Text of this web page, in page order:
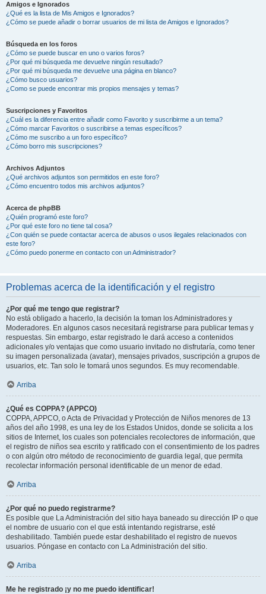
Amigos e Ignorados
¿Qué es la lista de Mis Amigos e Ignorados?
¿Cómo se puede añadir o borrar usuarios de mi lista de Amigos e Ignorados?
Búsqueda en los foros
¿Cómo se puede buscar en uno o varios foros?
¿Por qué mi búsqueda me devuelve ningún resultado?
¿Por qué mi búsqueda me devuelve una página en blanco?
¿Cómo busco usuarios?
¿Como se puede encontrar mis propios mensajes y temas?
Suscripciones y Favoritos
¿Cuál es la diferencia entre añadir como Favorito y suscribirme a un tema?
¿Cómo marcar Favoritos o suscribirse a temas específicos?
¿Cómo me suscribo a un foro específico?
¿Cómo borro mis suscripciones?
Archivos Adjuntos
¿Qué archivos adjuntos son permitidos en este foro?
¿Cómo encuentro todos mis archivos adjuntos?
Acerca de phpBB
¿Quién programó este foro?
¿Por qué este foro no tiene tal cosa?
¿Con quién se puede contactar acerca de abusos o usos ilegales relacionados con
este foro?
¿Cómo puedo ponerme en contacto con un Administrador?
Problemas acerca de la identificación y el registro
¿Por qué me tengo que registrar?
No está obligado a hacerlo, la decisión la toman los Administradores y
Moderadores. En algunos casos necesitará registrarse para publicar temas y
respuestas. Sin embargo, estar registrado le dará acceso a contenidos
adicionales y/o ventajas que como usuario invitado no disfrutaría, como tener
su imagen personalizada (avatar), mensajes privados, suscripción a grupos de
usuarios, etc. Tan solo le tomará unos segundos. Es muy recomendable.
Arriba
¿Qué es COPPA? (APPCO)
COPPA, APPCO, o Acta de Privacidad y Protección de Niños menores de 13
años del año 1998, es una ley de los Estados Unidos, donde se solicita a los
sitios de Internet, los cuales son potenciales recolectores de información, que
el registro de niños sea escrito y ratificado con el consentimiento de los padres
o con algún otro método de reconocimiento de guardia legal, que permita
recolectar información personal identificable de un menor de edad.
Arriba
¿Por qué no puedo registrarme?
Es posible que La Administración del sitio haya baneado su dirección IP o que
el nombre de usuario con el que está intentando registrarse, esté
deshabilitado. También puede estar deshabilitado el registro de nuevos
usuarios. Póngase en contacto con La Administración del sitio.
Arriba
Me he registrado ¡y no me puedo identificar!